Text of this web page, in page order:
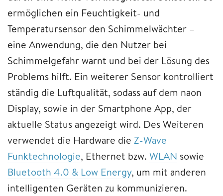
ermöglichen ein Feuchtigkeit- und
Temperatursensor den Schimmelwächter –
eine Anwendung, die den Nutzer bei
Schimmelgefahr warnt und bei der Lösung des
Problems hilft. Ein weiterer Sensor kontrolliert
ständig die Luftqualität, sodass auf dem naon
Display, sowie in der Smartphone App, der
aktuelle Status angezeigt wird. Des Weiteren
verwendet die Hardware die Z-Wave
Funktechnologie, Ethernet bzw. WLAN sowie
Bluetooth 4.0 & Low Energy, um mit anderen
intelligenten Geräten zu kommunizieren.